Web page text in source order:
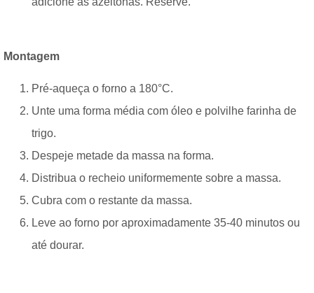
Montagem
Pré-aqueça o forno a 180°C.
Unte uma forma média com óleo e polvilhe farinha de
trigo.
Despeje metade da massa na forma.
Distribua o recheio uniformemente sobre a massa.
Cubra com o restante da massa.
Leve ao forno por aproximadamente 35-40 minutos ou
até dourar.